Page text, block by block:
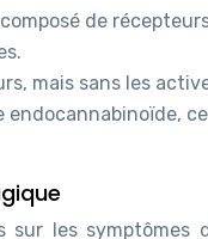
de
mais sans les
endocannabinoïde,
les symptômes